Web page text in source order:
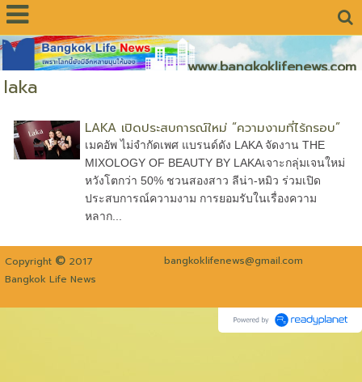
www.bangkoklifenews.com
laka
LAKA เปิดประสบการณ์ใหม่ “ความงามที่ไร้กรอบ”
เมคอัพ ไม่จำกัดเพศ แบรนด์ดัง LAKA จัดงาน THE
MIXOLOGY OF BEAUTY BY LAKAเจาะกลุ่มเจนใหม่
หวังโตกว่า 50% ชวนสองสาว ลีน่า-หมิว ร่วมเปิด
ประสบการณ์ความงาม การยอมรับในเรื่องความ
หลาก...
Copyright © 2017
bangkoklifenews@gmail.com
Bangkok Life News